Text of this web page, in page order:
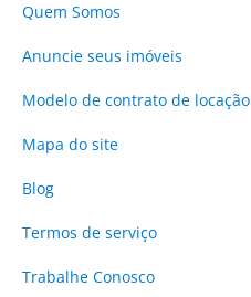
Quem Somos
Anuncie seus imóveis
Modelo de contrato de locação
Mapa do site
Blog
Termos de serviço
Trabalhe Conosco